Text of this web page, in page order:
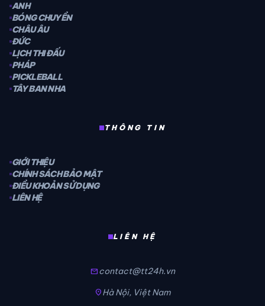
ANH
BÓNG CHUYỀN
CHÂU ÂU
ĐỨC
LỊCH THI ĐẤU
PHÁP
PICKLEBALL
TÂY BAN NHA
THÔNG TIN
GIỚI THIỆU
CHÍNH SÁCH BẢO MẬT
ĐIỀU KHOẢN SỬ DỤNG
LIÊN HỆ
LIÊN HỆ
mailcontact@tt24h.vn
location_onHà Nội, Việt Nam